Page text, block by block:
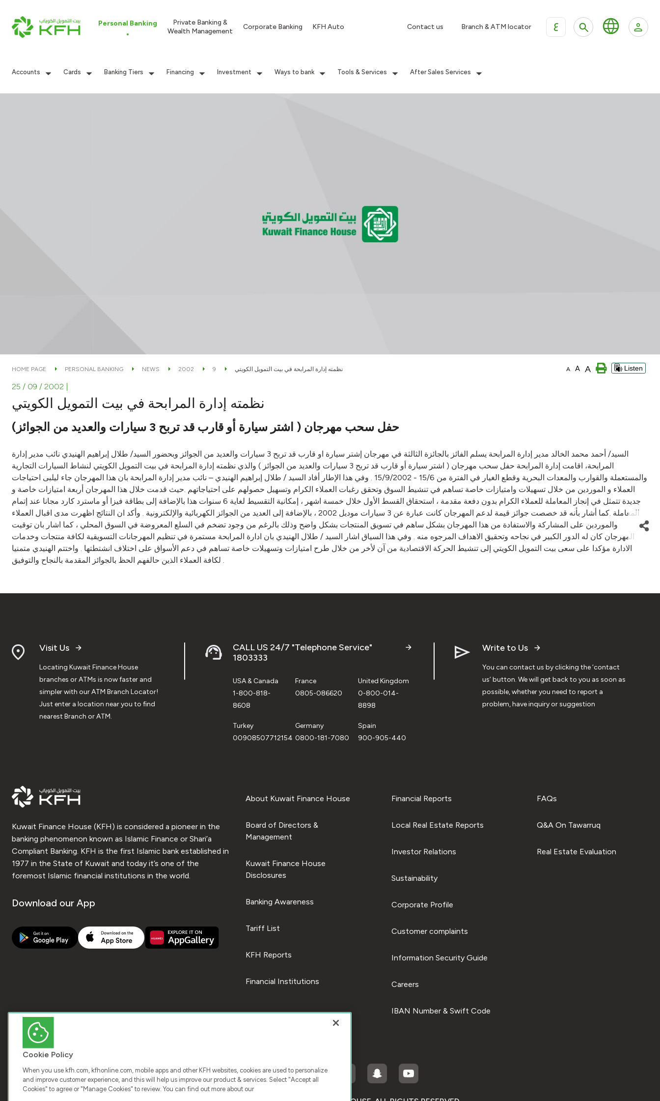
Personal Banking
Private Banking &
Wealth Management
Corporate Banking KFH Auto Contact us Branch & ATM locator ع
Accounts Cards Banking Tiers Financing Investment Ways to bank Tools & Services After Sales Services
HOME PAGE PERSONAL BANKING NEWS 2002 9 نظمته إدارة المرابحة في بيت التمويل الكويتي A A A Listen
25 / 09 / 2002
نظمته إدارة المرابحة في بيت التمويل الكويتي
حفل سحب مهرجان ( اشتر سيارة أو قارب قد تربح 3 سيارات والعديد من الجوائز)
السيد/ أحمد محمد الخالد مدير إدارة المرابحة يسلم الفائز بالجائزة الثالثة في مهرجان إشتر سيارة او قارب قد تربح 3 سيارات والعديد من الجوائز وبحضور السيد/ طلال إبراهيم الهنيدي نائب مدير إدارة
المرابحة، اقامت إدارة المرابحة حفل سحب مهرجان ( اشتر سيارة أو قارب قد تربح 3 سيارات والعديد من الجوائز ) والذي نظمته إدارة المرابحة في بيت التمويل الكويتي لنشاط السيارات التجارية
والمستعملة والقوارب والمعدات البحرية وقطع الغيار في الفترة من 15/6 - 15/9/2002 . وفي هذا الإطار أفاد السيد / طلال إبراهيم الهنيدي – نائب مدير إدارة المرابحة بان هذا المهرجان جاء ليلبى احتياجات
العملاء و الموردين من خلال تسهيلات وامتيازات خاصة تساهم في تنشيط السوق وتحقق رغبات العملاء الكرام وتسهيل حصولهم على احتياجاتهم .حيث قدمت خلال هذا المهرجان أربعة امتيازات خاصة و
جديدة تتمثل في إنجاز المعاملة للعملاء الكرام بدون دفعة مقدمة ، استحقاق القسط الأول خلال خمسة اشهر ، إمكانية التقسيط لغاية 6 سنوات هذا بالإضافة إلى بطاقة فيزا أو ماسترد كارد مجانا عند إتمام
المعاملة .كما أشار بأنه قد خصصت جوائز قيمة لدعم المهرجان كانت عبارة عن 3 سيارات موديل 2002 ، بالإضافة إلى العديد من الجوائز الكهربائية والإلكترونية . وأكد ان النتائج اظهرت مدى اقبال العملاء
والموردين على المشاركة والاستفادة من هذا المهرجان بشكل ساهم في تسويق المنتجات بشكل واضح وذلك بالرغم من وجود تضخم في السلع المعروضة في السوق المحلي ، كما اشار بان توقيت
المهرجان كان له الدور الكبير في نجاحه وتحقيق الاهداف المرجوه منه . وفي هذا السياق اشار السيد / طلال الهنيدي بان ادارة المرابحة مستمرة في تنظيم المهرجانات التسويقية لكافة منتجات وخدمات
الادارة مؤكدا على سعى بيت التمويل الكويتي إلى تنشيط الحركة الاقتصادية من آن لأخر من خلال طرح امتيازات وتسهيلات خاصة تساهم في دعم الأسواق على اختلاف انشتطتها . واختتم الهنيدي متمنيا
لكافة العملاء الذين حالفهم الحظ بالجوائز المقدمة بالنجاح والتوفيق .
Visit Us
Locating Kuwait Finance House
branches or ATMs is now faster and
simpler with our ATM Branch Locator!
Just enter a location near you to find
nearest Branch or ATM.
CALL US 24/7 "Telephone Service"
1803333
USA & Canada
1-800-818-
8608
France
0805-086620
United Kingdom
0-800-014-
8898
Turkey
00908507712154
Germany
0800-181-7080
Spain
900-905-440
Write to Us
You can contact us by clicking the ‘contact
us’ button. We will get back to you as soon as
possible, whether you need to report a
problem, have inquiry or suggestion
Kuwait Finance House (KFH) is considered a pioneer in the
banking phenomenon known as Islamic Finance or Shari’a
Compliant Banking. KFH is the first Islamic bank established in
1977 in the State of Kuwait and today it’s one of the
foremost Islamic financial institutions in the world.
Download our App
About Kuwait Finance House
Board of Directors &
Management
Kuwait Finance House
Disclosures
Banking Awareness
Tariff List
KFH Reports
Financial Institutions
Financial Reports
Local Real Estate Reports
Investor Relations
Sustainability
Corporate Profile
Customer complaints
Information Security Guide
Careers
IBAN Number & Swift Code
FAQs
Q&A On Tawarruq
Real Estate Evaluation
Cookie Policy
When you use kfh.com, kfhonline.com, mobile apps and other KFH websites, cookies are used to personalize
and improve customer experience, and this will help us improve our product & services. Select "Accept all
Cookies" to agree or "Manage Cookies" to review. You can find out more about our